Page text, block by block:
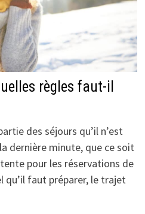
règles faut-il
des séjours qu’il n’est
dernière minute, que ce soit
pour les réservations de
faut préparer, le trajet